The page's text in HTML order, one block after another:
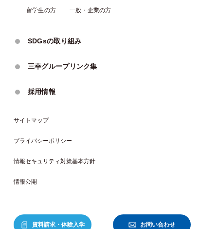
留学生の方 一般・企業の方
SDGsの取り組み
三幸グループリンク集
採用情報
サイトマップ
プライバシーポリシー
情報セキュリティ対策基本方針
情報公開
資料請求・体験入学 お問い合わせ